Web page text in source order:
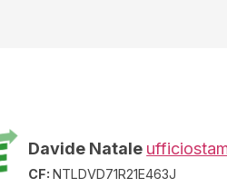
Davide Natale
CF:NTLDVD71R21E463J